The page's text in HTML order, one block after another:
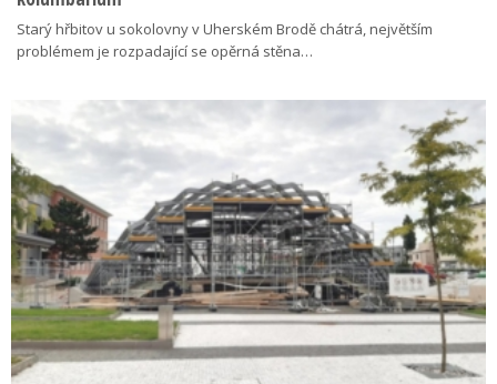
Starý hřbitov u sokolovny v Uherském Brodě chátrá, největším
problémem je rozpadající se opěrná stěna…